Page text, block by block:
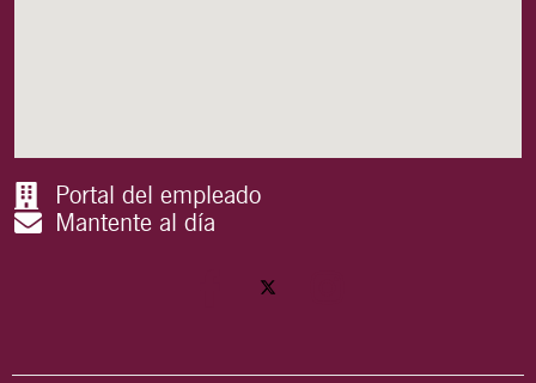
Portal del empleado
Mantente al día